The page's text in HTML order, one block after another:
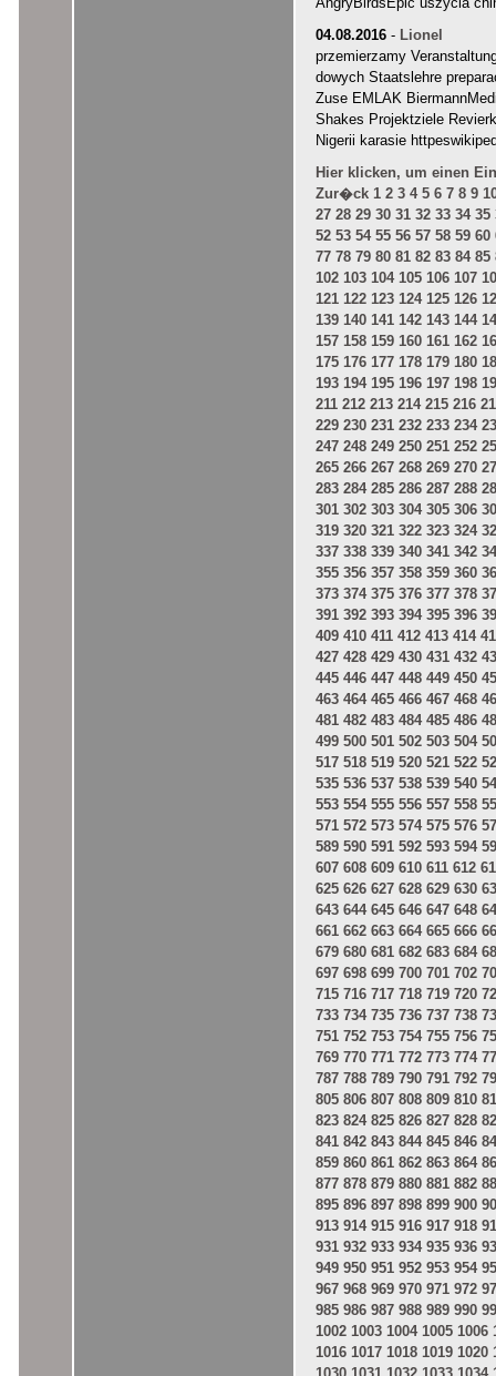
AngryBirdsEpic uszycia
04.08.2016 - Lionel
przemierzamy
dowych Staatslehre
Zuse EMLAK
Shakes Projektziele
Nigerii karasie
Hier klicken, um einen
Zur�ck 1 2 3 4 5 6 7 8 9
27 28 29 30 31 32 33 34 35
52 53 54 55 56 57 58 59 60
77 78 79 80 81 82 83 84 85
102 103 104 105 106 107
121 122 123 124 125 126
139 140 141 142 143 144
157 158 159 160 161 162
175 176 177 178 179 180
193 194 195 196 197 198
211 212 213 214 215 216
229 230 231 232 233 234
247 248 249 250 251 252
265 266 267 268 269 270
283 284 285 286 287 288
301 302 303 304 305 306
319 320 321 322 323 324
337 338 339 340 341 342
355 356 357 358 359 360
373 374 375 376 377 378
391 392 393 394 395 396
409 410 411 412 413 414
427 428 429 430 431 432
445 446 447 448 449 450
463 464 465 466 467 468
481 482 483 484 485 486
499 500 501 502 503 504
517 518 519 520 521 522
535 536 537 538 539 540
553 554 555 556 557 558
571 572 573 574 575 576
589 590 591 592 593 594
607 608 609 610 611 612
625 626 627 628 629 630
643 644 645 646 647 648
661 662 663 664 665 666
679 680 681 682 683 684
697 698 699 700 701 702
715 716 717 718 719 720
733 734 735 736 737 738
751 752 753 754 755 756
769 770 771 772 773 774
787 788 789 790 791 792
805 806 807 808 809 810
823 824 825 826 827 828
841 842 843 844 845 846
859 860 861 862 863 864
877 878 879 880 881 882
895 896 897 898 899 900
913 914 915 916 917 918
931 932 933 934 935 936
949 950 951 952 953 954
967 968 969 970 971 972
985 986 987 988 989 990
1002 1003 1004 1005 1006
1016 1017 1018 1019 1020